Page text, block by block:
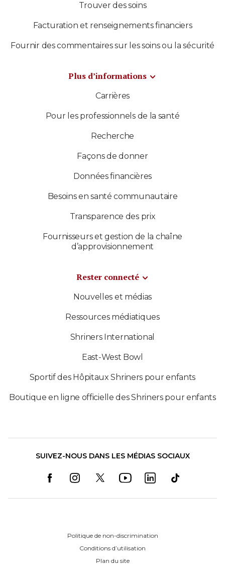
Trouver des soins
Facturation et renseignements financiers
Fournir des commentaires sur les soins ou la sécurité
Plus d’informations
Carrières
Pour les professionnels de la santé
Recherche
Façons de donner
Données financières
Besoins en santé communautaire
Transparence des prix
Fournisseurs et gestion de la chaîne
d’approvisionnement
Rester connecté
Nouvelles et médias
Ressources médiatiques
Shriners International
East-West Bowl
Sportif des Hôpitaux Shriners pour enfants
Boutique en ligne officielle des Shriners pour enfants
SUIVEZ-NOUS DANS LES MÉDIAS SOCIAUX
Politique de non-discrimination
Conditions d’utilisation
Plan du site